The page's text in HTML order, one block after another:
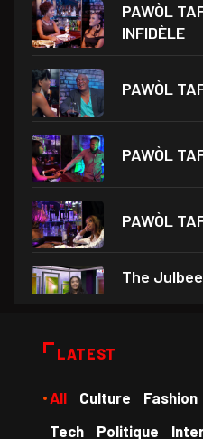
PAWÒL
INFIDÈLE
PAWÒL
PAWÒL
PAWÒL
The
à son
LATEST
All Culture Fashion
Tech
Politique